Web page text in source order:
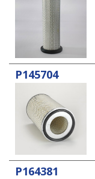
P145704
P164381